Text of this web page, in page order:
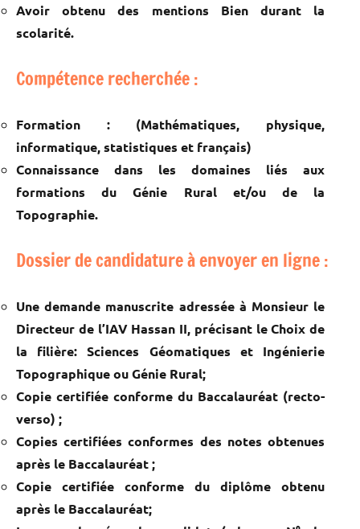
Avoir obtenu des mentions Bien durant la
scolarité.
Compétence recherchée :
Formation : (Mathématiques, physique,
informatique, statistiques et français)
Connaissance dans les domaines liés aux
formations du Génie Rural et/ou de la
Topographie.
Dossier de candidature à envoyer en ligne :
Une demande manuscrite adressée à Monsieur le
Directeur de l’IAV Hassan II, précisant le Choix de
la filière: Sciences Géomatiques et Ingénierie
Topographique ou Génie Rural;
Copie certifiée conforme du Baccalauréat (recto-
verso) ;
Copies certifiées conformes des notes obtenues
après le Baccalauréat ;
Copie certifiée conforme du diplôme obtenu
après le Baccalauréat;